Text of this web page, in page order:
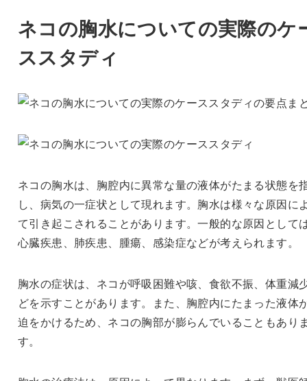
ネコの胸水についての実際のケ
ススタディ
ネコの胸水は、胸腔内に異常な量の液体がたまる状態を
し、病気の一症状として現れます。胸水は様々な原因に
て引き起こされることがあります。一般的な原因として
心臓疾患、肺疾患、腫瘍、感染症などが考えられます。
胸水の症状は、ネコが呼吸困難や咳、食欲不振、体重減
どを示すことがあります。また、胸腔内にたまった液体
迫をかけるため、ネコの胸部が膨らんでいることもあり
す。